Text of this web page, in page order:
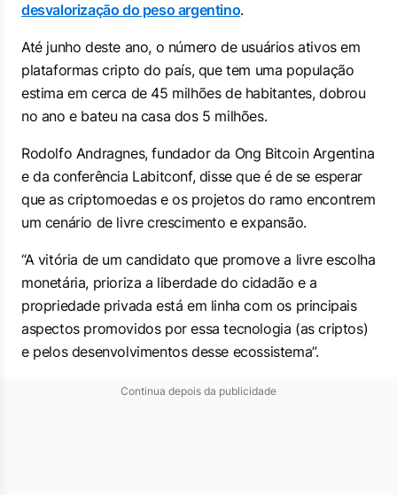
desvalorização do peso argentino.
Até junho deste ano, o número de usuários ativos em
plataformas cripto do país, que tem uma população
estima em cerca de 45 milhões de habitantes, dobrou
no ano e bateu na casa dos 5 milhões.
Rodolfo Andragnes, fundador da Ong Bitcoin Argentina
e da conferência Labitconf, disse que é de se esperar
que as criptomoedas e os projetos do ramo encontrem
um cenário de livre crescimento e expansão.
“A vitória de um candidato que promove a livre escolha
monetária, prioriza a liberdade do cidadão e a
propriedade privada está em linha com os principais
aspectos promovidos por essa tecnologia (as criptos)
e pelos desenvolvimentos desse ecossistema”.
Continua depois da publicidade